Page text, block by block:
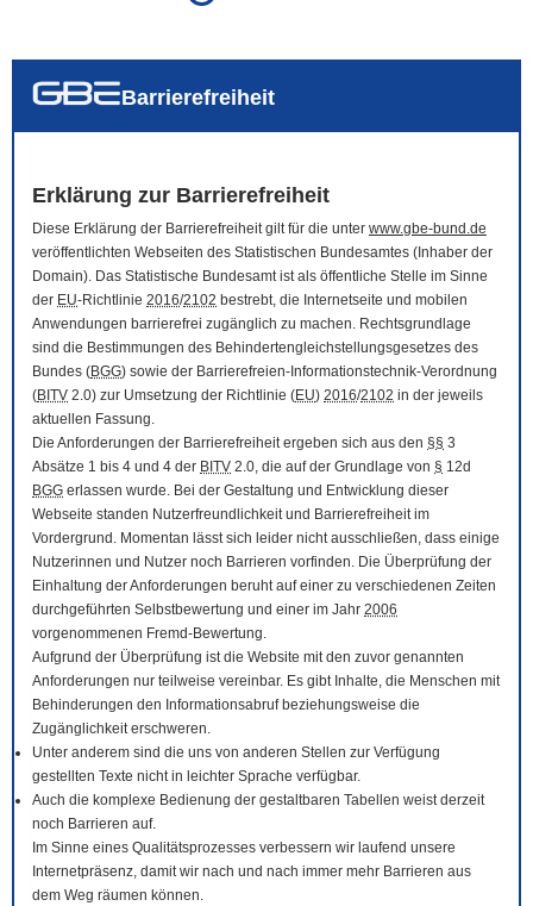
auch in allen Texten suchen (Volltextsuche)
Barrierefreiheit
Erklärung zur Barrierefreiheit
Diese Erklärung der Barrierefreiheit gilt für die unter www.gbe-bund.de
veröffentlichten Webseiten des Statistischen Bundesamtes (Inhaber der
Domain). Das Statistische Bundesamt ist als öffentliche Stelle im Sinne
der EU-Richtlinie 2016/2102 bestrebt, die Internetseite und mobilen
Anwendungen barrierefrei zugänglich zu machen. Rechtsgrundlage
sind die Bestimmungen des Behindertengleichstellungsgesetzes des
Bundes (BGG) sowie der Barrierefreien-Informationstechnik-Verordnung
(BITV 2.0) zur Umsetzung der Richtlinie (EU) 2016/2102 in der jeweils
aktuellen Fassung.
Die Anforderungen der Barrierefreiheit ergeben sich aus den §§ 3
Absätze 1 bis 4 und 4 der BITV 2.0, die auf der Grundlage von § 12d
BGG erlassen wurde. Bei der Gestaltung und Entwicklung dieser
Webseite standen Nutzerfreundlichkeit und Barrierefreiheit im
Vordergrund. Momentan lässt sich leider nicht ausschließen, dass einige
Nutzerinnen und Nutzer noch Barrieren vorfinden. Die Überprüfung der
Einhaltung der Anforderungen beruht auf einer zu verschiedenen Zeiten
durchgeführten Selbstbewertung und einer im Jahr 2006
vorgenommenen Fremd-Bewertung.
Aufgrund der Überprüfung ist die Website mit den zuvor genannten
Anforderungen nur teilweise vereinbar. Es gibt Inhalte, die Menschen mit
Behinderungen den Informationsabruf beziehungsweise die
Zugänglichkeit erschweren.
Unter anderem sind die uns von anderen Stellen zur Verfügung
gestellten Texte nicht in leichter Sprache verfügbar.
Auch die komplexe Bedienung der gestaltbaren Tabellen weist derzeit
noch Barrieren auf.
Im Sinne eines Qualitätsprozesses verbessern wir laufend unsere
Internetpräsenz, damit wir nach und nach immer mehr Barrieren aus
dem Weg räumen können.